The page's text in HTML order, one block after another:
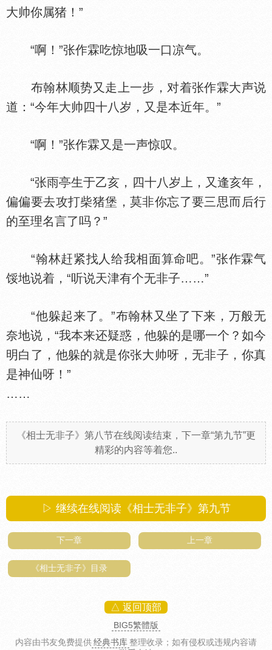
大帅你属猪！”
“啊！”张作霖吃惊地吸一口凉气。
布翰林顺势又走上一步，对着张作霖大声说
道：“今年大帅四十八岁，又是本近年。”
“啊！”张作霖又是一声惊叹。
“张雨亭生于乙亥，四十八岁上，又逢亥年，
偏偏要去攻打柴猪堡，莫非你忘了要三思而后行
的至理名言了吗？”
“翰林赶紧找人给我相面算命吧。”张作霖气
馁地说着，“听说天津有个无非子……”
“他躲起来了。”布翰林又坐了下来，万般无
奈地说，“我本来还疑惑，他躲的是哪一个？如今
明白了，他躲的就是你张大帅呀，无非子，你真
是神仙呀！”
……
《相士无非子》第八节在线阅读结束，下一章“第九节”更
精彩的内容等着您..
▷ 继续在线阅读《相士无非子》第九节
下一章 上一章
《相士无非子》目录
△ 返回顶部
BIG5繁體版
内容由书友免费提供经典书库整理收录 ；如有侵权或违规内容请